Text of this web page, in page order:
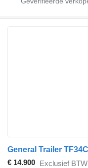
€ 14.900 Exclusief BTW